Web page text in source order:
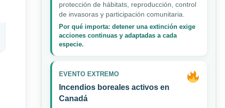
protección de hábitats, reproducción, control
de invasoras y participación comunitaria.
Por qué importa: detener una extinción exige
acciones continuas y adaptadas a cada
especie.
EVENTO EXTREMO
Incendios boreales activos en
Canadá